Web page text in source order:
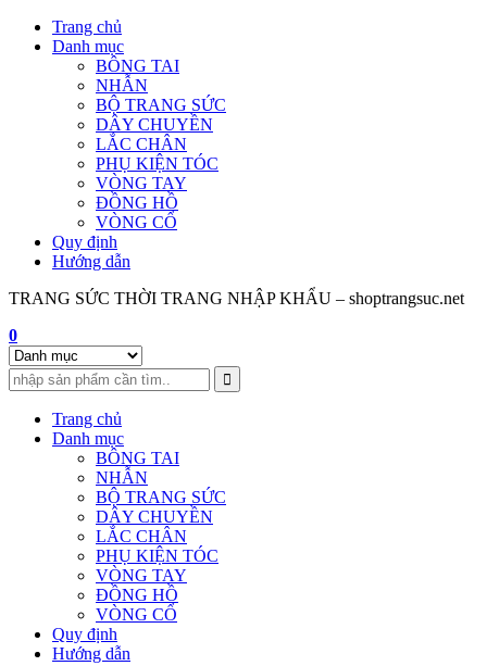
Skip
Trang chủ
Danh mục
BÔNG TAI
NHẪN
BỘ TRANG SỨC
DÂY CHUYỀN
LẮC CHÂN
PHỤ KIỆN TÓC
VÒNG TAY
ĐỒNG HỒ
VÒNG CỔ
Quy định
Hướng dẫn
TRANG SỨC THỜI TRANG NHẬP KHẨU – shoptrangsuc.net
0
Trang chủ
Danh mục
BÔNG TAI
NHẪN
BỘ TRANG SỨC
DÂY CHUYỀN
LẮC CHÂN
PHỤ KIỆN TÓC
VÒNG TAY
ĐỒNG HỒ
VÒNG CỔ
Quy định
Hướng dẫn